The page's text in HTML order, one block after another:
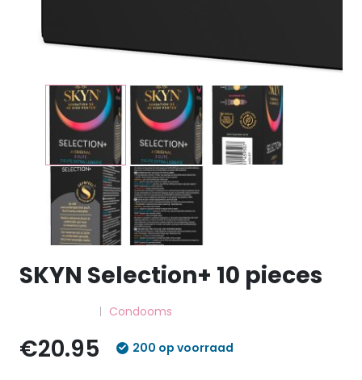
SKYN Selection+ 10 pieces
Condooms
€20.95 200 op voorraad